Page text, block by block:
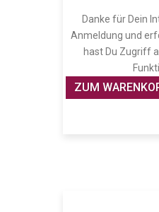
Danke für Dein
Anmeldung und
hast Du Zugriff
ZUM